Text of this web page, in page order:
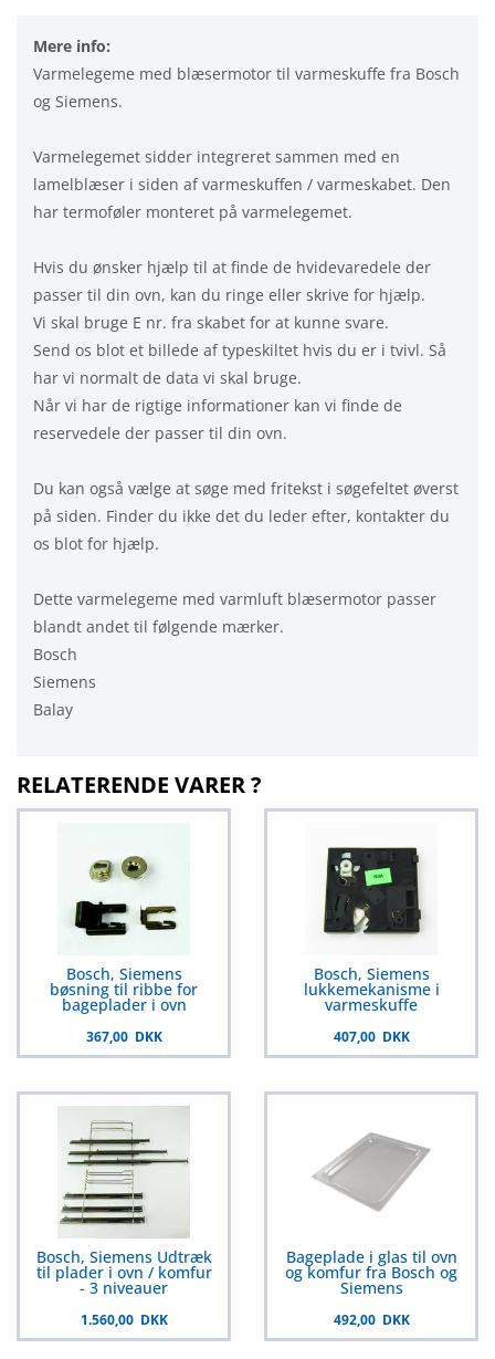
Mere info:
Varmelegeme med blæsermotor til varmeskuffe fra Bosch
og Siemens.
Varmelegemet sidder integreret sammen med en
lamelblæser i siden af varmeskuffen / varmeskabet. Den
har termoføler monteret på varmelegemet.
Hvis du ønsker hjælp til at finde de hvidevaredele der
passer til din ovn, kan du ringe eller skrive for hjælp.
Vi skal bruge E nr. fra skabet for at kunne svare.
Send os blot et billede af typeskiltet hvis du er i tvivl. Så
har vi normalt de data vi skal bruge.
Når vi har de rigtige informationer kan vi finde de
reservedele der passer til din ovn.
Du kan også vælge at søge med fritekst i søgefeltet øverst
på siden. Finder du ikke det du leder efter, kontakter du
os blot for hjælp.
Dette varmelegeme med varmluft blæsermotor passer
blandt andet til følgende mærker.
Bosch
Siemens
Balay
RELATERENDE VARER ?
Bosch, Siemens
bøsning til ribbe for
bageplader i ovn
367,00 DKK
Bosch, Siemens
lukkemekanisme i
varmeskuffe
407,00 DKK
Bosch, Siemens Udtræk
til plader i ovn / komfur
- 3 niveauer
1.560,00 DKK
Bageplade i glas til ovn
og komfur fra Bosch og
Siemens
492,00 DKK